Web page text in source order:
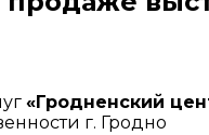
«Гродненский
г. Гродно